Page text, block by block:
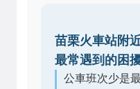
苗栗火車站附
最常遇到的困
公車班次少是